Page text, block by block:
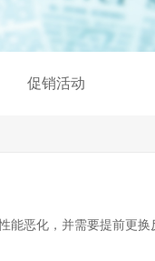
水处理药剂
耗材促销活动
恶化，并需要提前更